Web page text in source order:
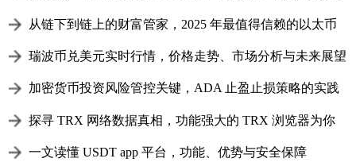
从链下到链上的财富管家，2025 年最值得信赖的以太币
瑞波币兑美元实时行情，价格走势、市场分析与未来展望
加密货币投资风险管控关键，ADA 止盈止损策略的实践
探寻 TRX 网络数据真相，功能强大的 TRX 浏览器为你
一文读懂 USDT app 平台，功能、优势与安全保障